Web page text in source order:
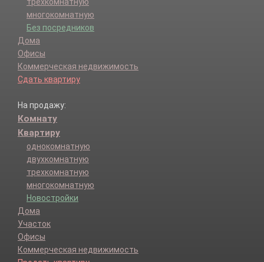
многокомнатную
Без посредников
Дома
Офисы
Коммерческая недвижимость
Сдать квартиру
На продажу:
Комнату
Квартиру
однокомнатную
двухкомнатную
трехкомнатную
многокомнатную
Новостройки
Дома
Участок
Офисы
Коммерческая недвижимость